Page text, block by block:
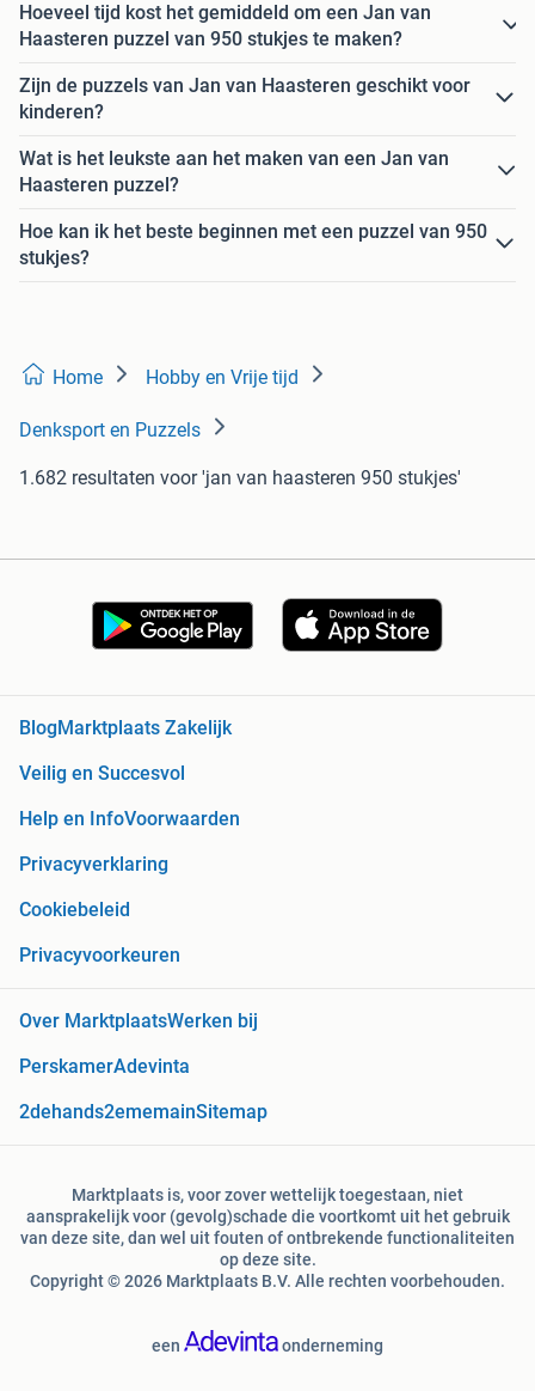
Hoeveel tijd kost het gemiddeld om een Jan van
Haasteren puzzel van 950 stukjes te maken?
Zijn de puzzels van Jan van Haasteren geschikt voor
kinderen?
Wat is het leukste aan het maken van een Jan van
Haasteren puzzel?
Hoe kan ik het beste beginnen met een puzzel van 950
stukjes?
Home Hobby en Vrije tijd
Denksport en Puzzels
1.682 resultaten voor 'jan van haasteren 950 stukjes'
BlogMarktplaats Zakelijk
Veilig en Succesvol
Help en InfoVoorwaarden
Privacyverklaring
Cookiebeleid
Privacyvoorkeuren
Over MarktplaatsWerken bij
PerskamerAdevinta
2dehands2ememainSitemap
Marktplaats is, voor zover wettelijk toegestaan, niet
aansprakelijk voor (gevolg)schade die voortkomt uit het gebruik
van deze site, dan wel uit fouten of ontbrekende functionaliteiten
op deze site.
Copyright © 2026 Marktplaats B.V. Alle rechten voorbehouden.
een onderneming